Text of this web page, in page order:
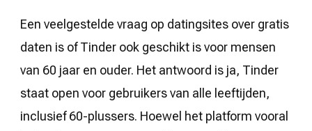
Een veelgestelde vraag op datingsites over gratis
daten is of Tinder ook geschikt is voor mensen
van 60 jaar en ouder. Het antwoord is ja, Tinder
staat open voor gebruikers van alle leeftijden,
inclusief 60-plussers. Hoewel het platform vooral